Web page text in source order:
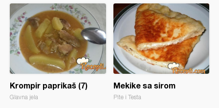
Krompir paprikaš (7)
Glavna jela
Mekike sa sirom
Pite i Testa